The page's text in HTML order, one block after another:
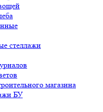
стеллажи
магазина
БУ